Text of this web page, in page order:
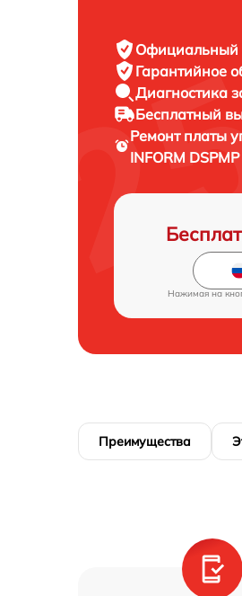
Официальный
Гарантийное
Диагностика
Бесплатный
Ремонт платы
INFORM
Нажимая на
Преимущества